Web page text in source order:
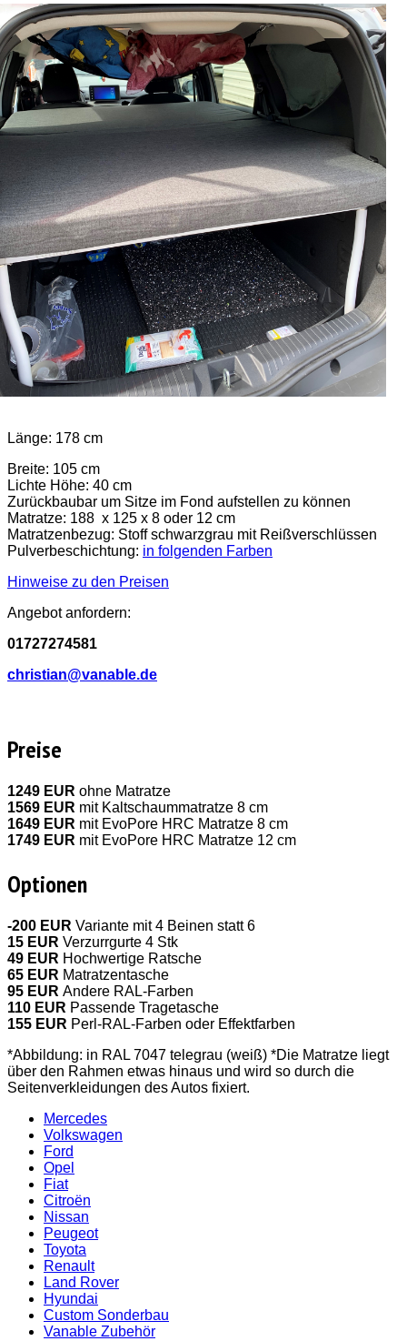
Länge: 178 cm
Breite: 105 cm
Lichte Höhe: 40 cm
Zurückbaubar um Sitze im Fond aufstellen zu können
Matratze: 188 x 125 x 8 oder 12 cm
Matratzenbezug: Stoff schwarzgrau mit Reißverschlüssen
Pulverbeschichtung: in folgenden Farben
Hinweise zu den Preisen
Angebot anfordern:
01727274581
christian@vanable.de
Preise
1249 EUR ohne Matratze
1569 EUR mit Kaltschaummatratze 8 cm
1649 EUR mit EvoPore HRC Matratze 8 cm
1749 EUR mit EvoPore HRC Matratze 12 cm
Optionen
-200 EUR Variante mit 4 Beinen statt 6
15 EUR Verzurrgurte 4 Stk
49 EUR Hochwertige Ratsche
65 EUR Matratzentasche
95 EUR Andere RAL-Farben
110 EUR Passende Tragetasche
155 EUR Perl-RAL-Farben oder Effektfarben
*Abbildung: in RAL 7047 telegrau (weiß) *Die Matratze liegt
über den Rahmen etwas hinaus und wird so durch die
Seitenverkleidungen des Autos fixiert.
Mercedes
Volkswagen
Ford
Opel
Fiat
Citroën
Nissan
Peugeot
Toyota
Renault
Land Rover
Hyundai
Custom Sonderbau
Vanable Zubehör